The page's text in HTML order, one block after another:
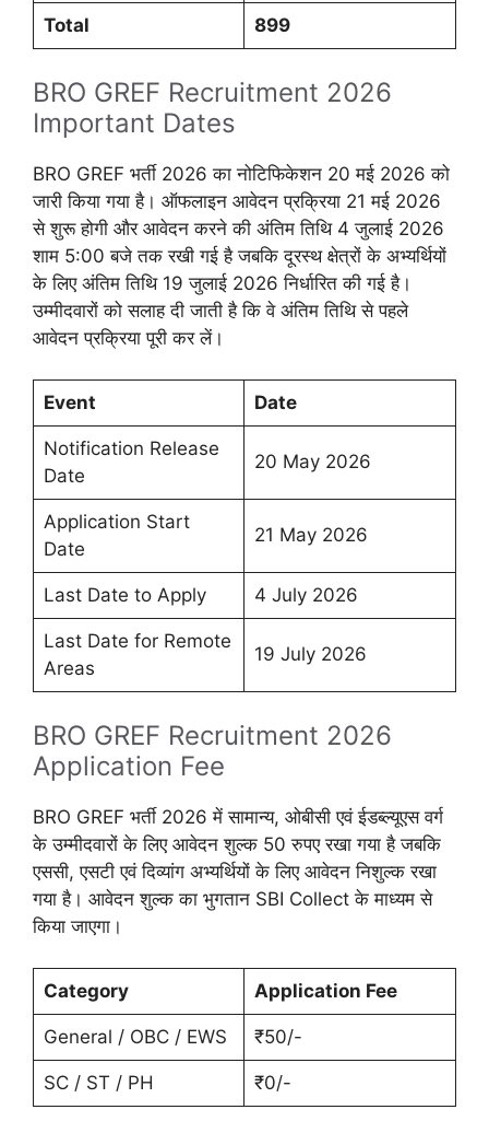
Total 899
BRO GREF Recruitment 2026
Important Dates
BRO GREF भर्ती 2026 का नोटिफिकेशन 20 मई 2026 को
जारी किया गया है। ऑफलाइन आवेदन प्रक्रिया 21 मई 2026
से शुरू होगी और आवेदन करने की अंतिम तिथि 4 जुलाई 2026
शाम 5:00 बजे तक रखी गई है जबकि दूरस्थ क्षेत्रों के अभ्यर्थियों
के लिए अंतिम तिथि 19 जुलाई 2026 निर्धारित की गई है।
उम्मीदवारों को सलाह दी जाती है कि वे अंतिम तिथि से पहले
आवेदन प्रक्रिया पूरी कर लें।
Event Date
Notification Release
Date
20 May 2026
Application Start
Date
21 May 2026
Last Date to Apply 4 July 2026
Last Date for Remote
Areas
19 July 2026
BRO GREF Recruitment 2026
Application Fee
BRO GREF भर्ती 2026 में सामान्य, ओबीसी एवं ईडब्ल्यूएस वर्ग
के उम्मीदवारों के लिए आवेदन शुल्क 50 रुपए रखा गया है जबकि
एससी, एसटी एवं दिव्यांग अभ्यर्थियों के लिए आवेदन निशुल्क रखा
गया है। आवेदन शुल्क का भुगतान SBI Collect के माध्यम से
किया जाएगा।
Category Application Fee
General / OBC / EWS ₹50/-
SC / ST / PH ₹0/-